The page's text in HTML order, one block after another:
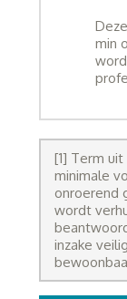
min
[1] Term uit
minimale
onroerend
wordt
inzake